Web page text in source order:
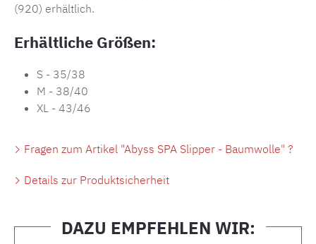
(920) erhältlich.
Erhältliche Größen:
S - 35/38
M - 38/40
XL - 43/46
Fragen zum Artikel "Abyss SPA Slipper - Baumwolle" ?
Details zur Produktsicherheit
DAZU EMPFEHLEN WIR: